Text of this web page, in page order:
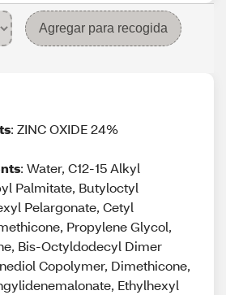
Agregar para recogida
: ZINC OXIDE 24%
: Water, C12-15 Alkyl
Palmitate, Butyloctyl
Pelargonate, Cetyl
Propylene Glycol,
Bis-Octyldodecyl Dimer
Copolymer, Dimethicone,
Ethylhexyl